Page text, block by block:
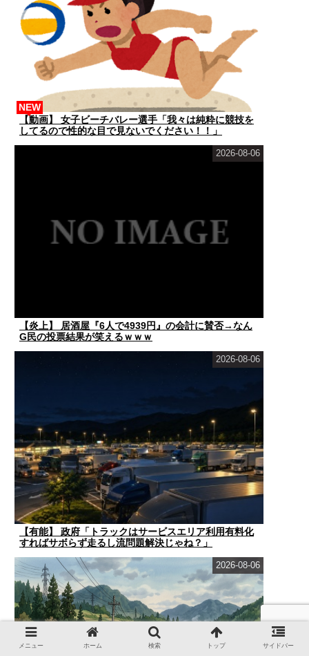
【動画】 女子ビーチバレー選手「我々は純粋に競技を
してるので性的な目で見ないでください！！」
NEW
【炎上】 居酒屋『6人で4939円』の会計に賛否→なん
G民の投票結果が笑えるｗｗｗ
2026-08-06
【有能】 政府「トラックはサービスエリア利用有料化
すればサボらず走るし流問題解決じゃね？」
2026-08-06
2026-08-06
メニュー ホーム 検索 トップ サイドバー